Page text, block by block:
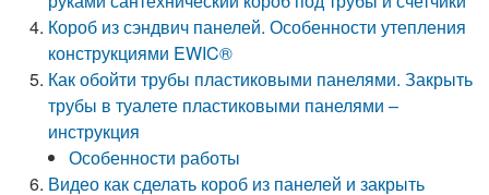
Короб из сэндвич панелей. Особенности утепления
конструкциями EWIC®
Как обойти трубы пластиковыми панелями. Закрыть
трубы в туалете пластиковыми панелями –
инструкция
Особенности работы
Видео как сделать короб из панелей и закрыть